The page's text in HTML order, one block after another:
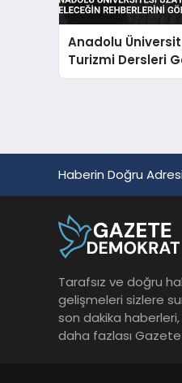
Anadolu
Turizmi Dersleri
Rehberlerini
Haberin Doğru
Tarafsız ve doğru
gelişmeleri sizlere
son dakika
daha fazlası